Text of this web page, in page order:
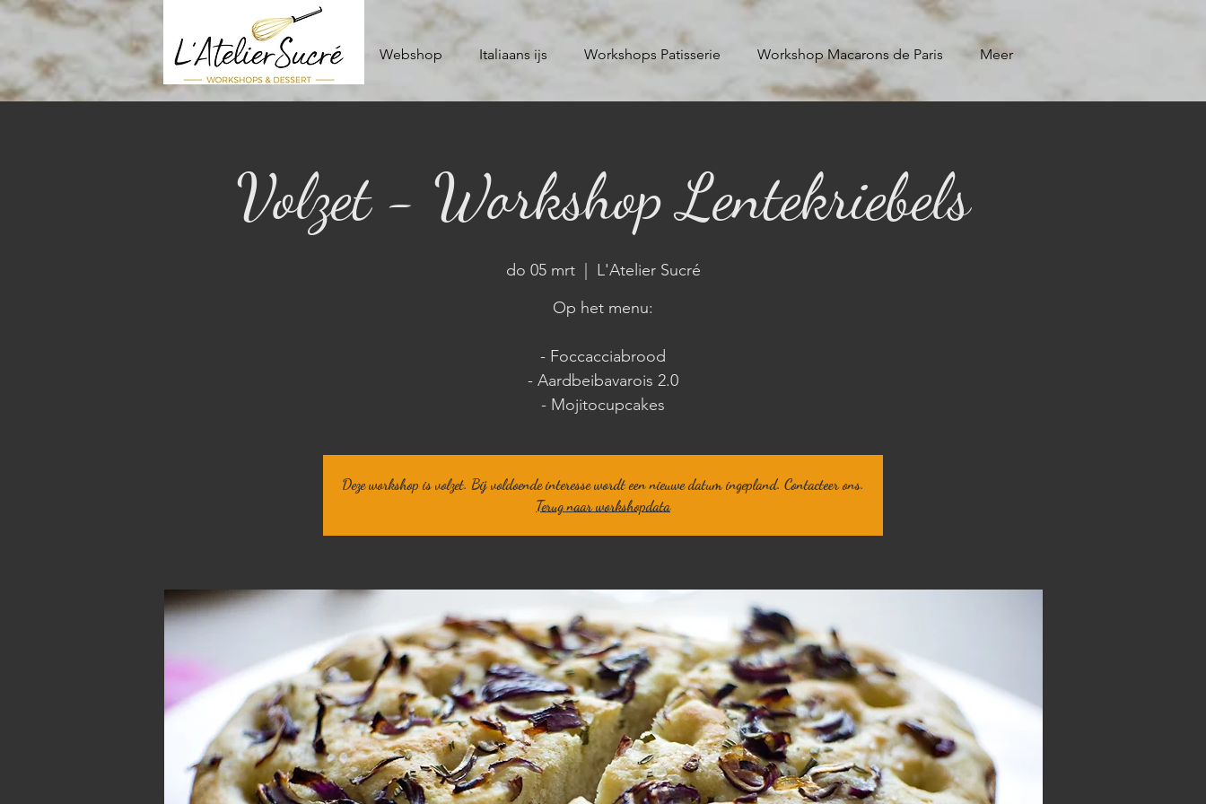
Webshop Italiaans ijs Workshops Patisserie Workshop Macarons de Paris Meer
Volzet - Workshop Lentekriebels
do 05 mrt
  |
L'Atelier Sucré
Op het menu:
- Foccacciabrood
- Aardbeibavarois 2.0
Deze workshop is volzet. Bij voldoende interesse wordt een nieuwe datum ingepland. Contacteer ons.
Terug naar workshopdata